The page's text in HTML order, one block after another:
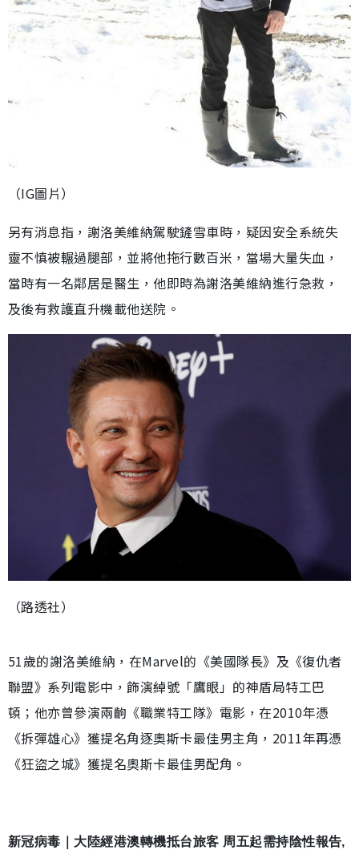
（IG圖片）
另有消息指，謝洛美維納駕駛鏟雪車時，疑因安全系統失
靈不慎被輾過腿部，並將他拖行數百米，當場大量失血，
當時有一名鄰居是醫生，他即時為謝洛美維納進行急救，
及後有救護直升機載他送院。
（路透社）
51歲的謝洛美維納，在Marvel的《美國隊長》及《復仇者
聯盟》系列電影中，飾演綽號「鷹眼」的神盾局特工巴
頓；他亦曾參演兩齣《職業特工隊》電影，在2010年憑
《拆彈雄心》獲提名角逐奧斯卡最佳男主角，2011年再憑
《狂盜之城》獲提名奧斯卡最佳男配角。
新冠病毒｜大陸經港澳轉機抵台旅客 周五起需持陰性報告,